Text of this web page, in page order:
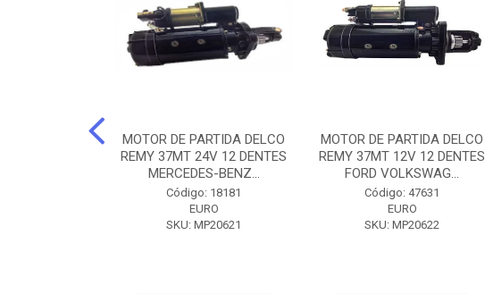
MOTOR DE PARTIDA DELCO
REMY 37MT 24V 12 DENTES
MERCEDES-BENZ...
Código: 18181
EURO
SKU: MP20621
MOTOR DE PARTIDA DELCO
REMY 37MT 12V 12 DENTES
FORD VOLKSWAG...
Código: 47631
EURO
SKU: MP20622